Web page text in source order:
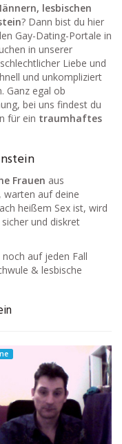
lesbischen
? Dann bist du hier
Gay-Dating-Portale in
in unserer
Liebe und
und unkompliziert
Ganz egal ob
bei uns findest du
für ein traumhaftes
Frauen aus
warten auf deine
heißem Sex ist, wird
und diskret
auf jeden Fall
& lesbische